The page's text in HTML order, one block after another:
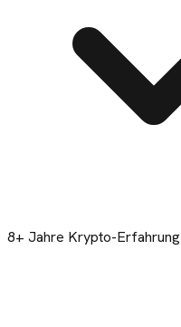
8+ Jahre Krypto-Erfahrung